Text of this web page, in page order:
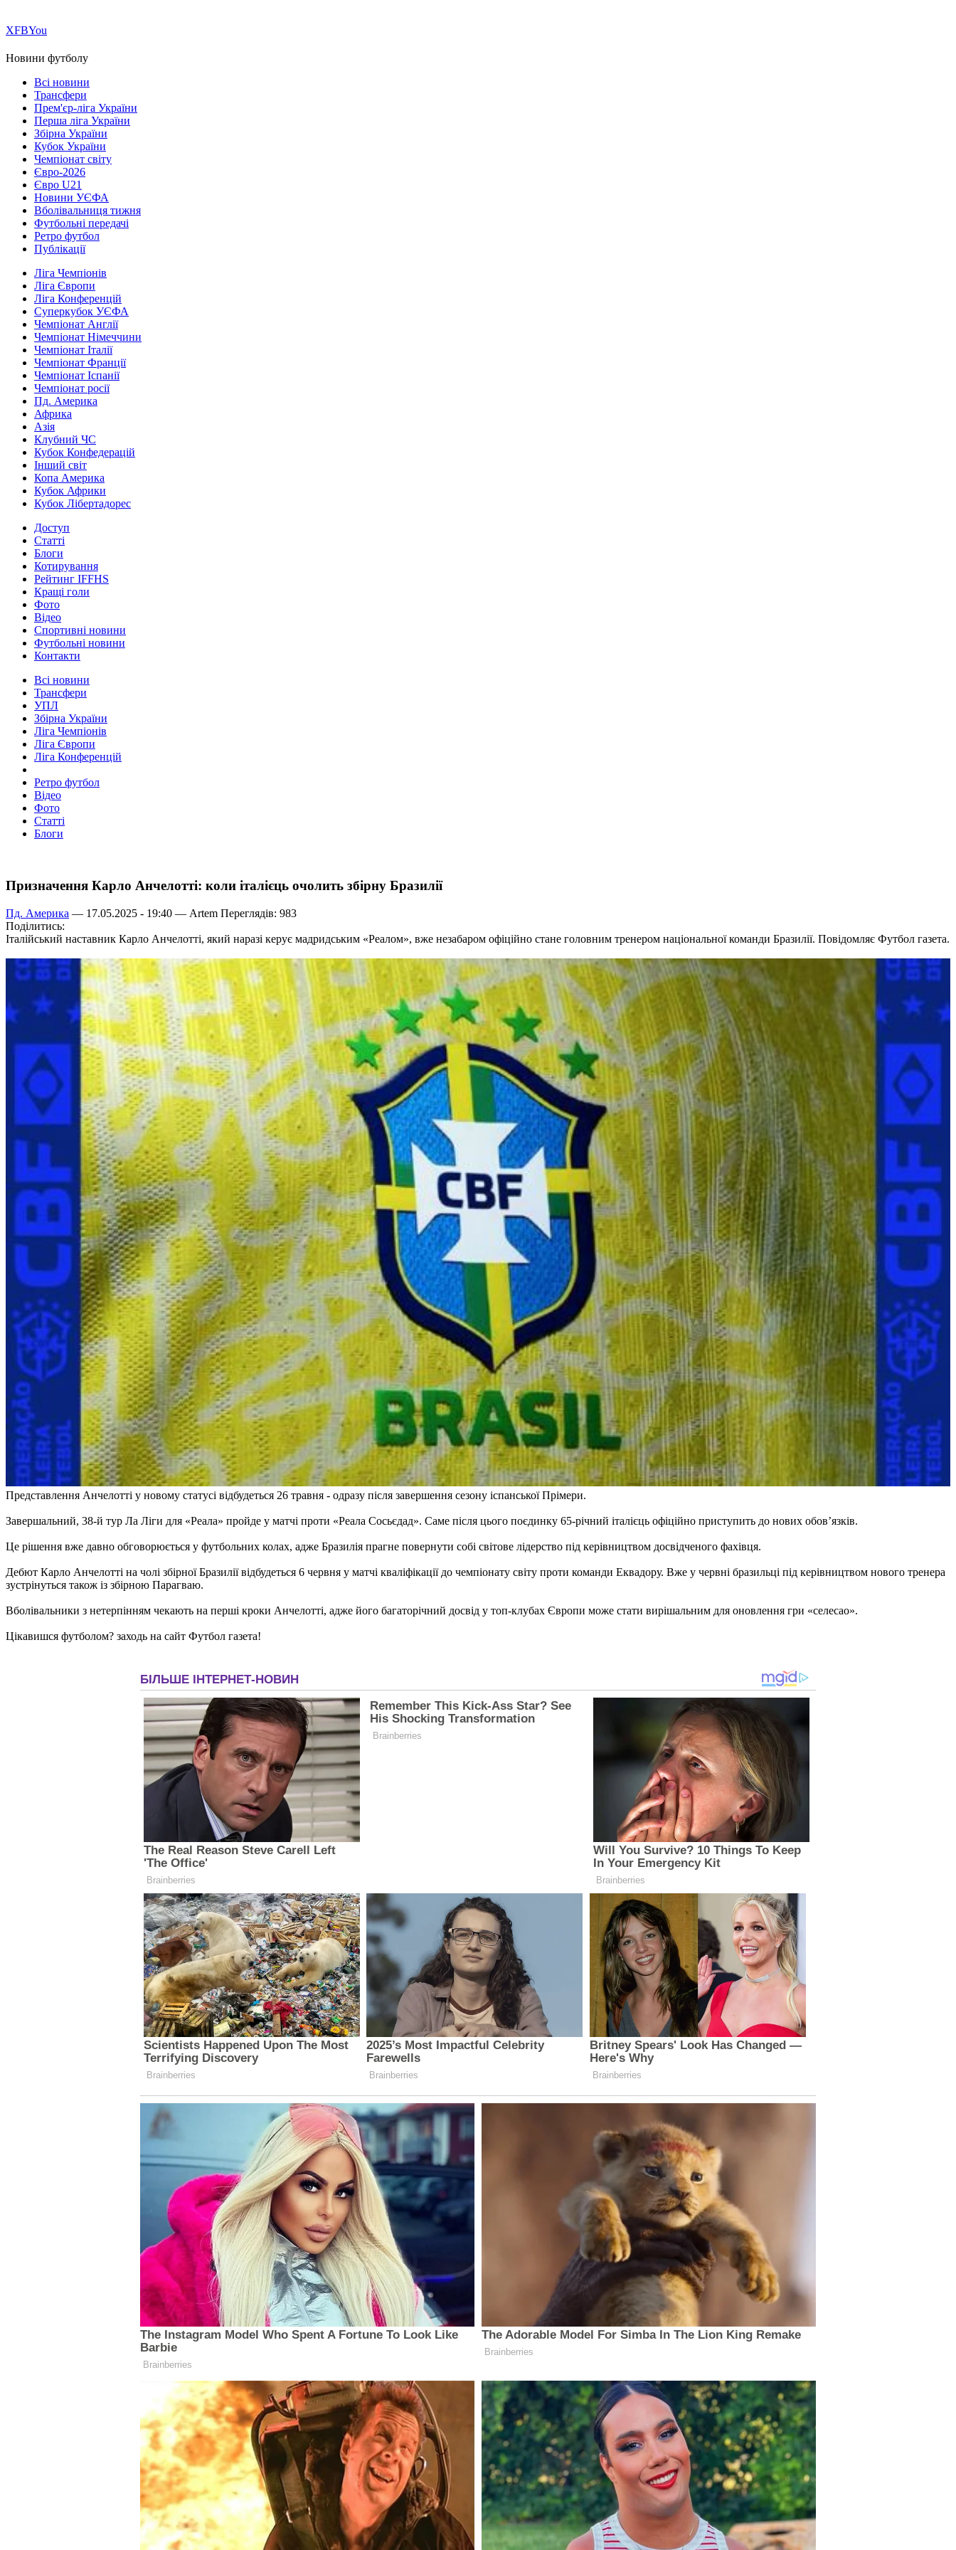
ХFBYou
Новини футболу
Всі новини
Трансфери
Прем'єр-ліга України
Перша ліга України
Збірна України
Кубок України
Чемпіонат світу
Євро-2026
Євро U21
Новини УЄФА
Вболівальниця тижня
Футбольні передачі
Ретро футбол
Публікації
Ліга Чемпіонів
Ліга Європи
Ліга Конференцій
Суперкубок УЄФА
Чемпіонат Англії
Чемпіонат Німеччини
Чемпіонат Італії
Чемпіонат Франції
Чемпіонат Іспанії
Чемпіонат росії
Пд. Америка
Африка
Азія
Клубний ЧС
Кубок Конфедерацій
Інший світ
Копа Америка
Кубок Африки
Кубок Лібертадорес
Доступ
Статті
Блоги
Котирування
Рейтинг IFFHS
Кращі голи
Фото
Відео
Спортивні новини
Футбольні новини
Контакти
Всі новини
Трансфери
УПЛ
Збірна України
Ліга Чемпіонів
Ліга Європи
Ліга Конференцій
Ретро футбол
Відео
Фото
Статті
Блоги
Призначення Карло Анчелотті: коли італієць очолить збірну Бразилії
Пд. Америка — 17.05.2025 - 19:40 — Artem Переглядів: 983
Поділитись:
Італійський наставник Карло Анчелотті, який наразі керує мадридським «Реалом», вже незабаром офіційно стане головним тренером національної команди Бразилії. Повідомляє Футбол газета.
Представлення Анчелотті у новому статусі відбудеться 26 травня - одразу після завершення сезону іспанської Прімери.
Завершальний, 38-й тур Ла Ліги для «Реала» пройде у матчі проти «Реала Сосьєдад». Саме після цього поєдинку 65-річний італієць офіційно приступить до нових обов’язків.
Це рішення вже давно обговорюється у футбольних колах, адже Бразилія прагне повернути собі світове лідерство під керівництвом досвідченого фахівця.
Дебют Карло Анчелотті на чолі збірної Бразилії відбудеться 6 червня у матчі кваліфікації до чемпіонату світу проти команди Еквадору. Вже у червні бразильці під керівництвом нового тренера
зустрінуться також із збірною Парагваю.
Вболівальники з нетерпінням чекають на перші кроки Анчелотті, адже його багаторічний досвід у топ-клубах Європи може стати вирішальним для оновлення гри «селесао».
Цікавишся футболом? заходь на сайт Футбол газета!